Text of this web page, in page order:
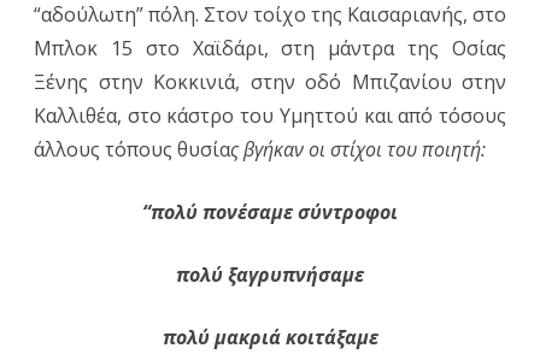
“αδούλωτη” πόλη. Στον τοίχο της Καισαριανής, στο
Μπλοκ 15 στο Χαϊδάρι, στη μάντρα της Οσίας
Ξένης στην Κοκκινιά, στην οδό Μπιζανίου στην
Καλλιθέα, στο κάστρο του Υμηττού και από τόσους
άλλους τόπους θυσίας βγήκαν οι στίχοι του ποιητή:
“πολύ πονέσαμε σύντροφοι
πολύ ξαγρυπνήσαμε
πολύ μακριά κοιτάξαμε